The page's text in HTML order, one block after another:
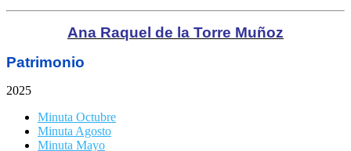
Ana Raquel de la Torre Muñoz
Patrimonio
2025
Minuta Octubre
Minuta Agosto
Minuta Mayo